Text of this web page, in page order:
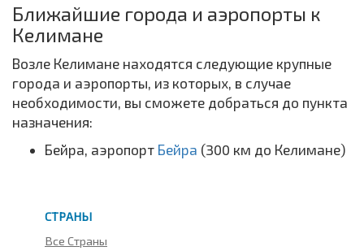
Ближайшие города и аэропорты к
Келимане
Возле Келимане находятся следующие крупные
города и аэропорты, из которых, в случае
необходимости, вы сможете добраться до пункта
назначения:
Бейра, аэропорт Бейра (300 км до Келимане)
СТРАНЫ
Все Страны